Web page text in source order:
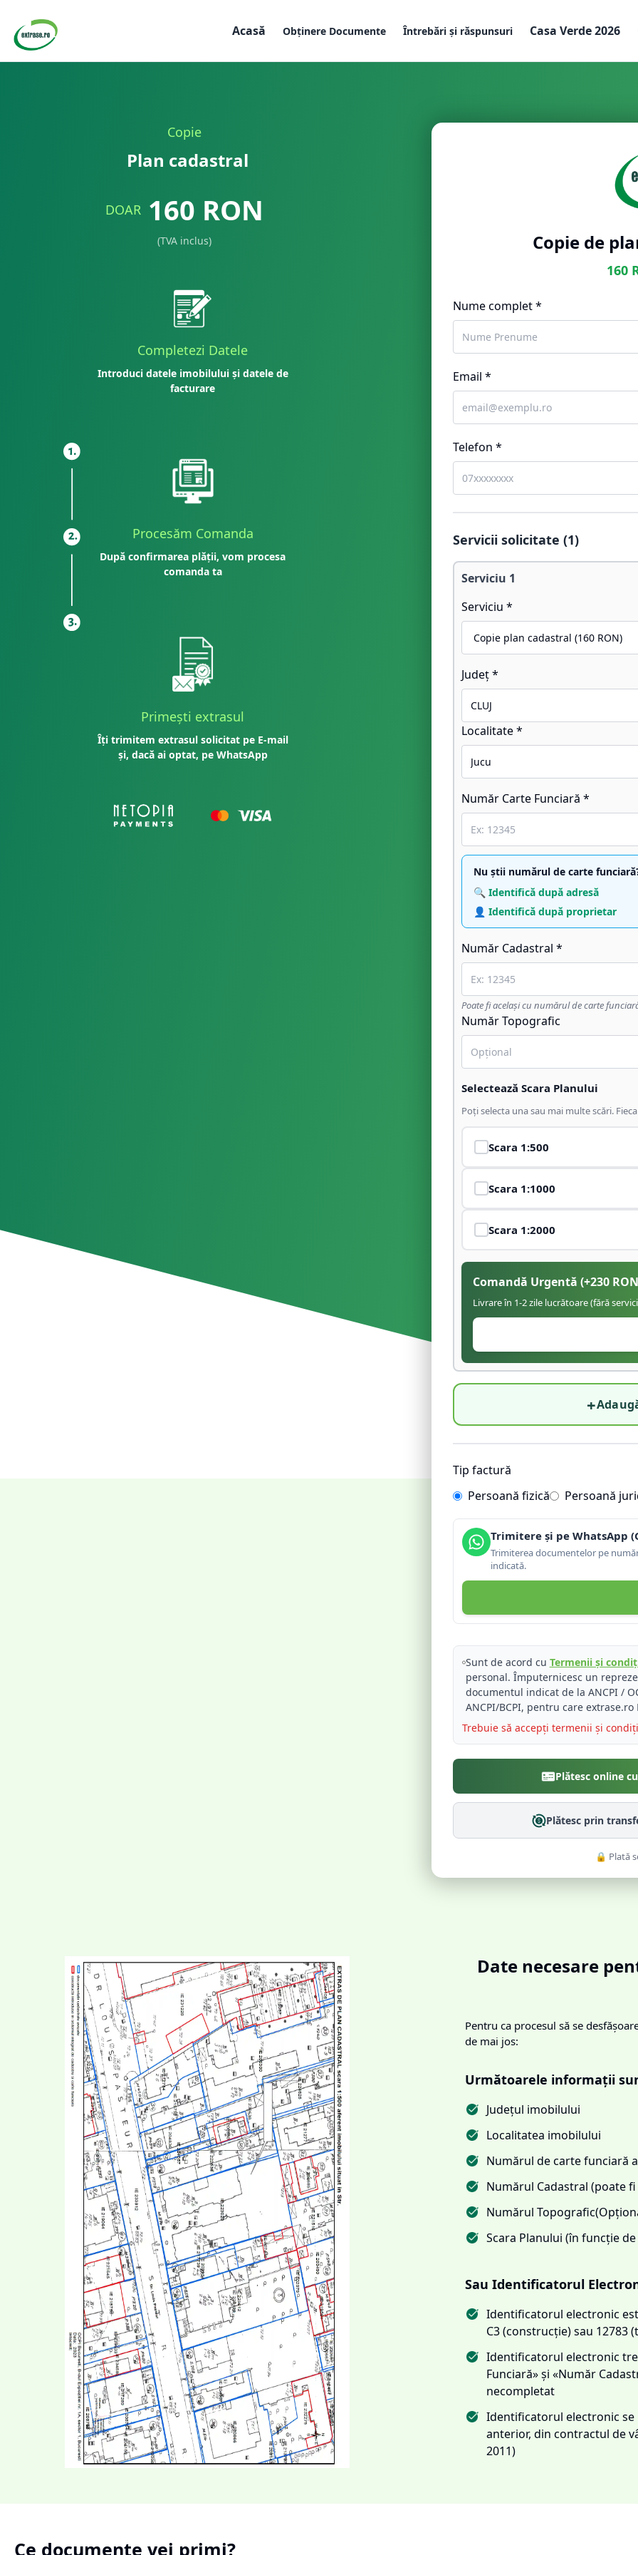
Acasă Obținere Documente Întrebări și răspunsuri Casa Verde 2026
Copie
Plan cadastral
DOAR 160 RON
(TVA inclus)
Completezi Datele
Introduci datele imobilului și datele de
facturare
Procesăm Comanda
După confirmarea plății, vom procesa
comanda ta
Primești extrasul
Îți trimitem extrasul solicitat pe E-mail
și, dacă ai optat, pe WhatsApp
Copie de
160
Nume complet *
Email *
Telefon *
Servicii solicitate (1)
Serviciu 1
Serviciu *
Județ *
Localitate *
Număr Carte Funciară *
Nu știi numărul de carte
🔍 Identifică după adresă
👤 Identifică după proprietar
Număr Cadastral *
Poate fi același cu numărul de carte
Număr Topografic
Selectează Scara Planului
Poți selecta una sau mai multe scări.
Scara 1:500
Scara 1:1000
Scara 1:2000
Comandă Urgentă (+230
Livrare în 1-2 zile lucrătoare (fără
+
Tip factură
Persoană fizică
Persoană
Trimitere și pe WhatsApp
Trimiterea documentelor pe
indicată.
Sunt de acord cu Termenii și
personal. Împuternicesc un
documentul indicat de la ANCPI /
ANCPI/BCPI, pentru care
Trebuie să accepți termenii și
Plătesc online
Plătesc prin
🔒 Plată
Date necesare
Pentru ca procesul să se
de mai jos:
Următoarele informații
Județul imobilului
Localitatea imobilului
Numărul de carte funciară
Numărul Cadastral (poate
Numărul
Scara Planului (în funcție
Sau Identificatorul
Identificatorul electronic
C3 (construcție) sau 12783
Identificatorul electronic
Funciară» și «Număr
necompletat
Identificatorul electronic
anterior, din contractul de
2011)
Ce documente vei primi?